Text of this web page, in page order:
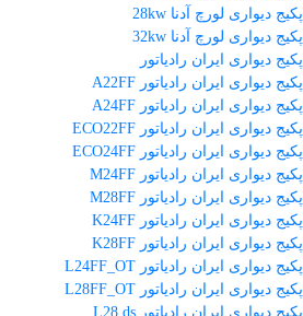
پکیج دیواری لورچ آدنا 28kw
پکیج دیواری لورچ آدنا 32kw
پکیج دیواری ایران رادیاتور
پکیج دیواری ایران رادیاتور A22FF
پکیج دیواری ایران رادیاتور A24FF
پکیج دیواری ایران رادیاتور ECO22FF
پکیج دیواری ایران رادیاتور ECO24FF
پکیج دیواری ایران رادیاتور M24FF
پکیج دیواری ایران رادیاتور M28FF
پکیج دیواری ایران رادیاتور K24FF
پکیج دیواری ایران رادیاتور K28FF
پکیج دیواری ایران رادیاتور L24FF_OT
پکیج دیواری ایران رادیاتور L28FF_OT
پکیج دیواری ایران رادیاتور L28 ds